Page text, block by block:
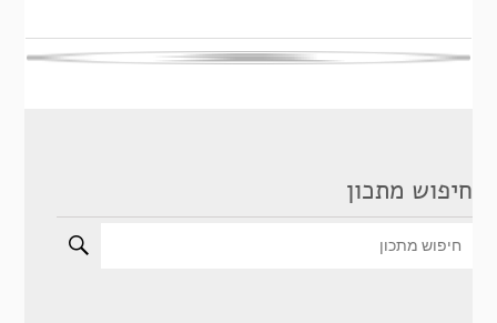
חיפוש מתכון